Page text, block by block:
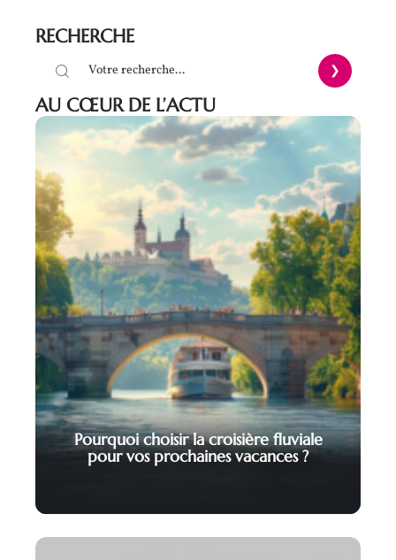
RECHERCHE
AU CŒUR DE L’ACTU
Pourquoi choisir la croisière fluviale
pour vos prochaines vacances ?